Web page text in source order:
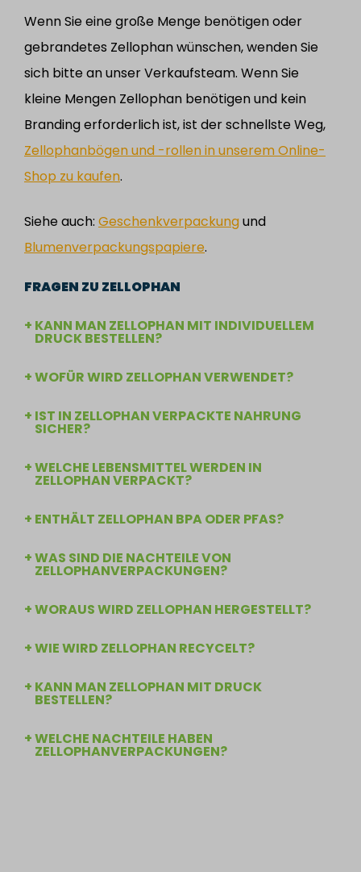
Wenn Sie eine große Menge benötigen oder
gebrandetes Zellophan wünschen, wenden Sie
sich bitte an unser Verkaufsteam. Wenn Sie
kleine Mengen Zellophan benötigen und kein
Branding erforderlich ist, ist der schnellste Weg,
Zellophanbögen und -rollen in unserem Online-
Shop zu kaufen.
Siehe auch: Geschenkverpackungund
Blumenverpackungspapiere.
FRAGEN ZU ZELLOPHAN
KANN MAN ZELLOPHAN MIT INDIVIDUELLEM
DRUCK BESTELLEN?
WOFÜR WIRD ZELLOPHAN VERWENDET?
IST IN ZELLOPHAN VERPACKTE NAHRUNG
SICHER?
WELCHE LEBENSMITTEL WERDEN IN
ZELLOPHAN VERPACKT?
ENTHÄLT ZELLOPHAN BPA ODER PFAS?
WAS SIND DIE NACHTEILE VON
ZELLOPHANVERPACKUNGEN?
WORAUS WIRD ZELLOPHAN HERGESTELLT?
WIE WIRD ZELLOPHAN RECYCELT?
KANN MAN ZELLOPHAN MIT DRUCK
BESTELLEN?
WELCHE NACHTEILE HABEN
ZELLOPHANVERPACKUNGEN?